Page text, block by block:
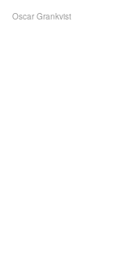
Oscar Grankvist